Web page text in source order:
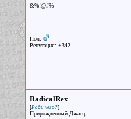
&%!@#%
Пол:
Репутация: +342
RadicalRex
[Ради чего?]
Прирожденный Джаец